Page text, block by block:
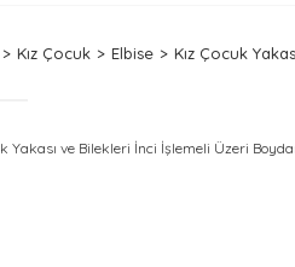
Kız Çocuk Elbise Kız Çocuk